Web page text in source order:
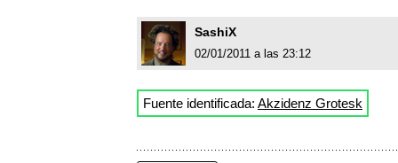
SashiX
02/01/2011 a las 23:12
Fuente identificada: Akzidenz Grotesk